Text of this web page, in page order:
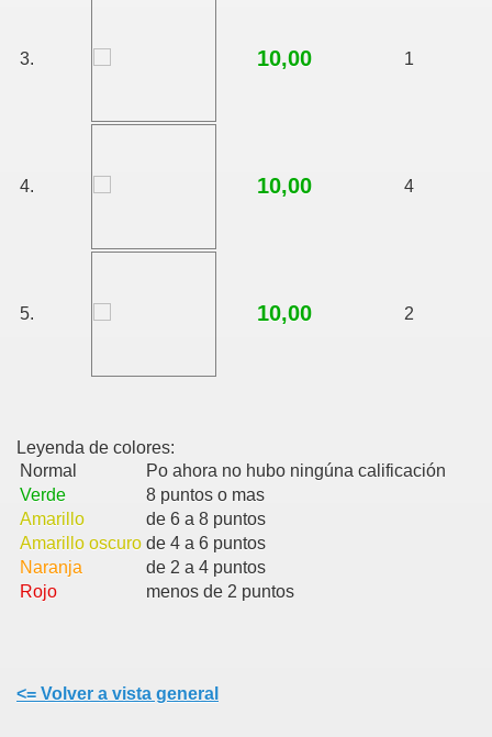
3. 10,00 1
4. 10,00 4
5. 10,00 2
Leyenda de colores:
Normal
Po ahora no hubo ningúna calificación
Verde
8 puntos o mas
Amarillo
de 6 a 8 puntos
Amarillo oscuro de 4 a 6 puntos
Naranja
de 2 a 4 puntos
Rojo
menos de 2 puntos
<= Volver a vista general